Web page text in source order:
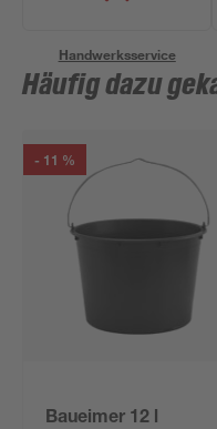
Handwerksservice
Häufig dazu
- 11 %
Baueimer 12 l